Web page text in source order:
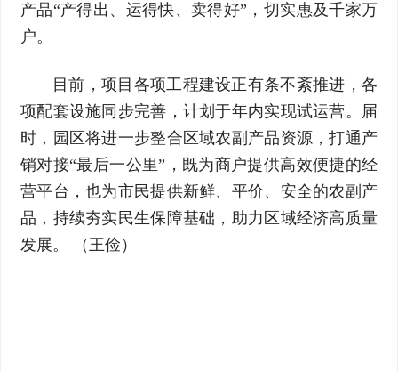
产品“产得出、运得快、卖得好”，切实惠及千家万
户。
目前，项目各项工程建设正有条不紊推进，各
项配套设施同步完善，计划于年内实现试运营。届
时，园区将进一步整合区域农副产品资源，打通产
销对接“最后一公里”，既为商户提供高效便捷的经
营平台，也为市民提供新鲜、平价、安全的农副产
品，持续夯实民生保障基础，助力区域经济高质量
发展。 （王俭）